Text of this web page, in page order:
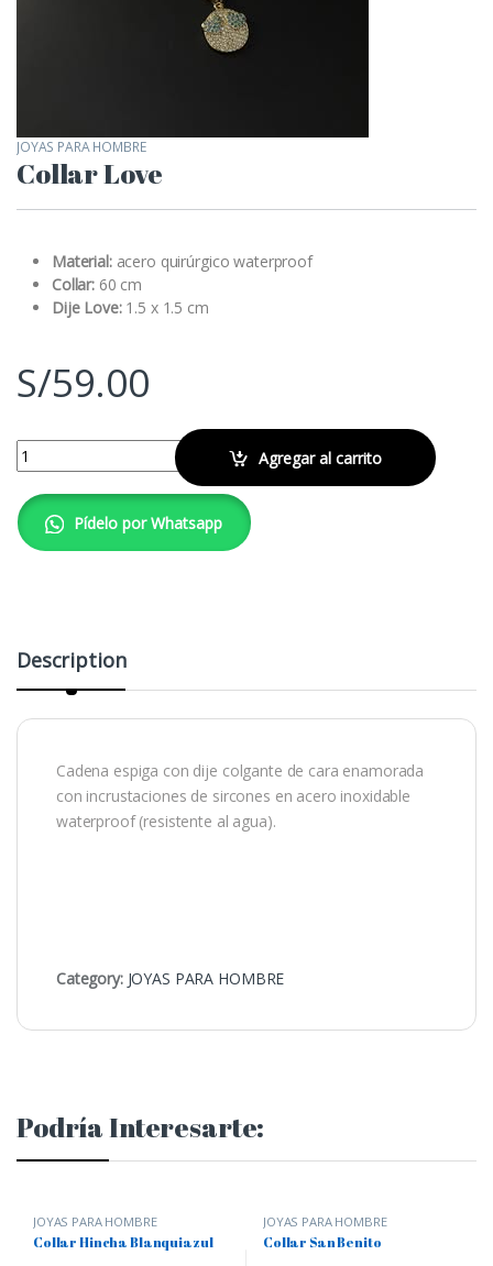
JOYAS PARA HOMBRE
Collar Love
Material:acero quirúrgico waterproof
Collar: 60 cm
Dije Love:1.5 x 1.5 cm
S/59.00
Collar Love quantity Agregar al carrito
Pídelo por Whatsapp
Description
Cadena espiga con dije colgante de cara enamorada
con incrustaciones de sircones en acero inoxidable
waterproof (resistente al agua).
Category: JOYAS PARA HOMBRE
Podría Interesarte:
JOYAS PARA HOMBRE
Collar Hincha Blanquiazul
JOYAS PARA HOMBRE
Collar San Benito